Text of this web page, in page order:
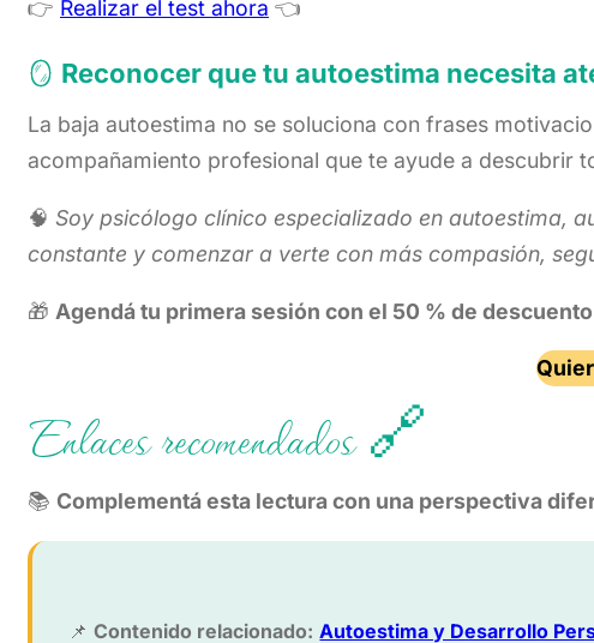
👉 Realizar el test ahora 👈
🪞 Reconocer que tu autoestima necesita
La baja autoestima no se soluciona con frases
acompañamiento profesional que te ayude a descubrir
🧠Soy psicólogo clínico especializado en autoestima,
constante y comenzar a verte con más compasión,
🎁 Agendá tu primera sesión con el 50 % de descuento
Enlaces recomendados 🔗
📚 Complementá esta lectura con una perspectiva
📌Contenido relacionado: Autoestima y Desarrollo